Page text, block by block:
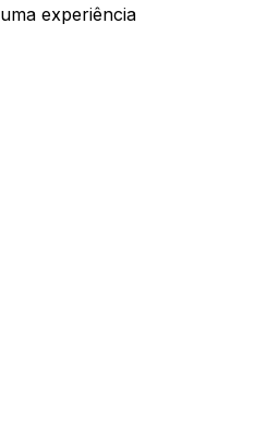
uma experiência